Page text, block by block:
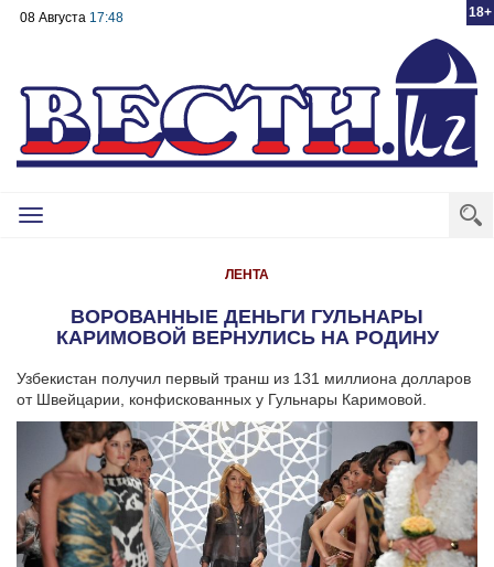
18+
08 Августа 17:48
Toggle
ЛЕНТА
ВОРОВАННЫЕ ДЕНЬГИ ГУЛЬНАРЫ
КАРИМОВОЙ ВЕРНУЛИСЬ НА РОДИНУ
Узбекистан получил первый транш из 131 миллиона долларов
от Швейцарии, конфискованных у Гульнары Каримовой.